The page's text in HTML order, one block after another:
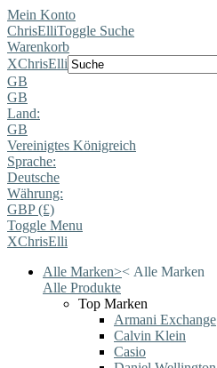
Mein Konto
ChrisElliToggle Suche
Warenkorb
XChrisElli
GB
GB
Land:
GB
Vereinigtes Königreich
Sprache:
Deutsche
Währung:
GBP (£)
Toggle Menu
XChrisElli
Alle Marken>< Alle Marken
Alle Produkte
Top Marken
Armani Exchange
Calvin Klein
Casio